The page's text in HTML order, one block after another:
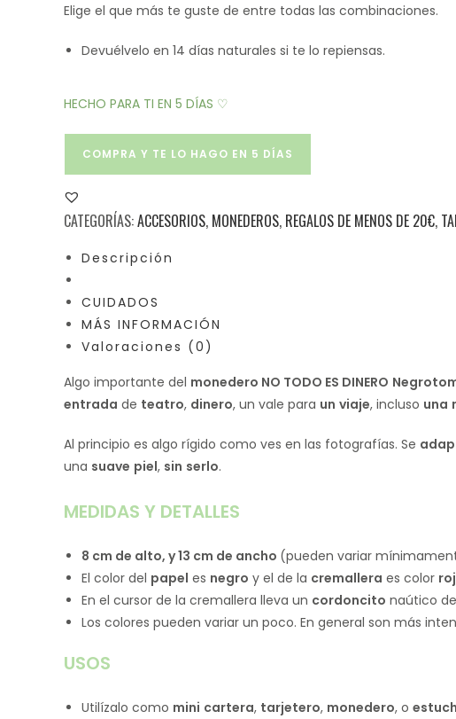
Elige el que más te guste de entre todas las combinaciones.
Devuélvelo en 14 días naturales si te lo repiensas.
HECHO PARA TI EN 5 DÍAS ♡
COMPRA Y TE LO HAGO EN 5 DÍAS
CATEGORÍAS:ACCESORIOS, MONEDEROS, REGALOS DE MENOS DE 20€,
Descripción
CUIDADOS
MÁS INFORMACIÓN
Valoraciones (0)
Algo importante del monedero NO TODO ES DINERO
entrada de teatro, dinero, un vale para un viaje, incluso una
Al principio es algo rígido como ves en las fotografías. Se
una suave piel, sin serlo.
MEDIDAS Y DETALLES
8 cm de alto, y 13 cm de ancho (pueden variar
El color del papel es negro y el de la cremallera es color
En el cursor de la cremallera lleva un cordoncito naútico
Los colores pueden variar un poco. En general son más
USOS
Utilízalo como mini cartera, tarjetero, monedero, o